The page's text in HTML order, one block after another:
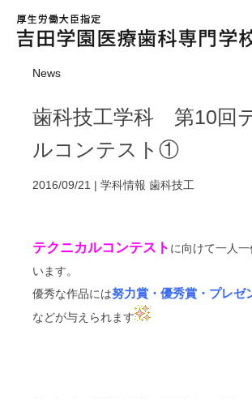
News
歯科技工学科 第10回
ルコンテスト①
2016/09/21 | 学科情報 歯科技工
テクニカルコンテスト に向けて一人
います。
優秀な作品には努力賞・優秀賞・プレゼ
などが与えられます